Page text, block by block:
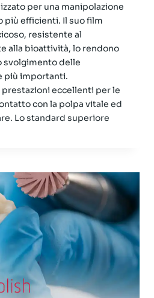
per una manipolazione
più efficienti. Il suo film
resistente al
alla bioattività, lo rendono
svolgimento delle
più importanti.
prestazioni eccellenti per le
con la polpa vitale ed
Lo standard superiore